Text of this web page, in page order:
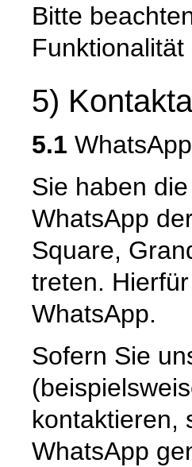
Bitte
5)
5.1
Sie haben
WhatsApp
Square,
treten.
WhatsApp.
Sofern Sie
kontaktieren,
WhatsApp